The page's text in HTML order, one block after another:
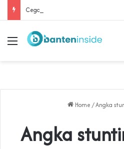
Menu
Home / Angka
Angka